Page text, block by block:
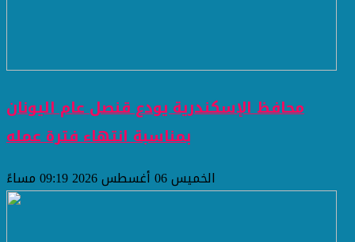
محافظ الإسكندرية يودع قنصل عام اليونان
بمناسبة انتهاء فترة عمله
الخميس 06 أغسطس 2026 09:19 مساءً